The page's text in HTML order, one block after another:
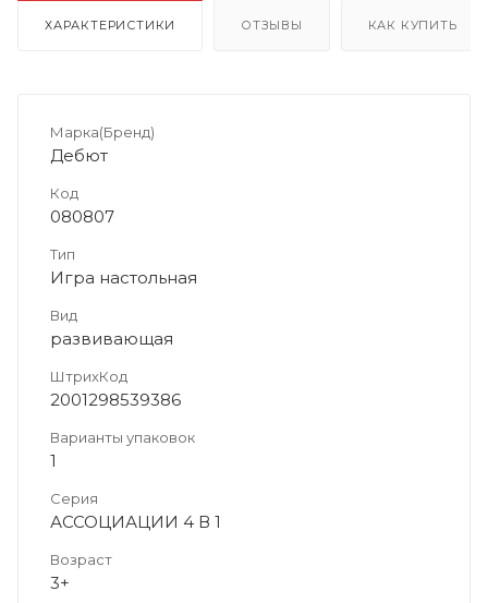
ХАРАКТЕРИСТИКИ ОТЗЫВЫ КАК КУПИТЬ
Марка(Бренд)
Дебют
Код
080807
Тип
Игра настольная
Вид
развивающая
ШтрихКод
2001298539386
Варианты упаковок
1
Серия
АССОЦИАЦИИ 4 В 1
Возраст
3+